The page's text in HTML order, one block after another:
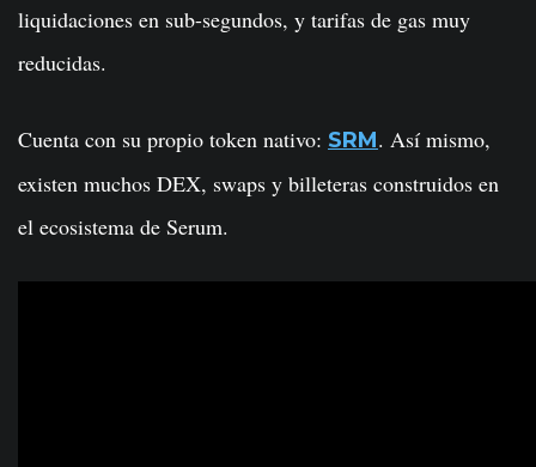
liquidaciones en sub-segundos, y tarifas de gas muy
reducidas.
Cuenta con su propio token nativo: SRM. Así mismo,
existen muchos DEX, swaps y billeteras construidos en
el ecosistema de Serum.